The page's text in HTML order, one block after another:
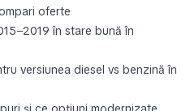
oferte
în stare bună în
versiunea diesel vs benzină în